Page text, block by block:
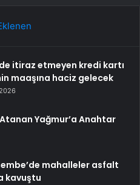
itiraz etmeyen kredi kartı
maaşına haciz gelecek
Atanan Yağmur’a Anahtar
mahalleler asfalt
kavuştu